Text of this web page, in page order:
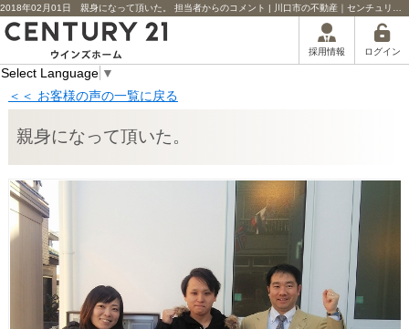
採用情報 ログイン
Select Language ▼
＜＜ お客様の声の一覧に戻る
親身になって頂いた。